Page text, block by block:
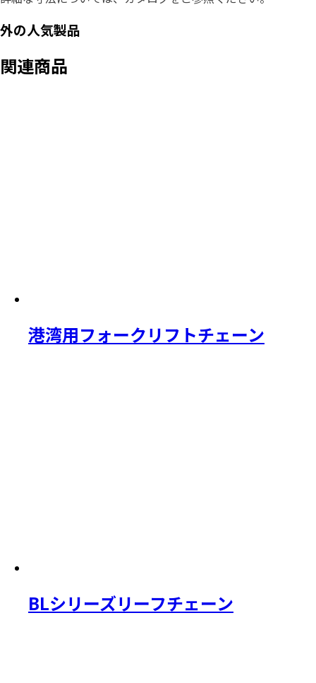
外の人気製品
関連商品
港湾用フォークリフトチェーン
BLシリーズリーフチェーン